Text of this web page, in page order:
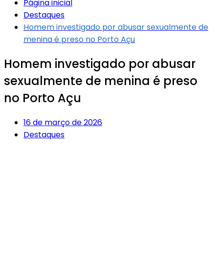
Página inicial
Destaques
Homem investigado por abusar sexualmente de
menina é preso no Porto Açu
Homem investigado por abusar
sexualmente de menina é preso
no Porto Açu
16 de março de 2026
Destaques